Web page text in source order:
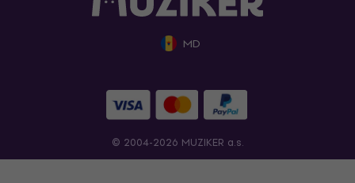
MD
© 2004-2026 MUZIKER a.s.